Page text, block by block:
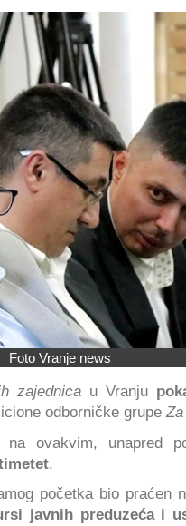
Foto Vranje news
zajednicau Vranju
odborničke grupe
ovakvim, unapred
.
početka bio praćen
javnih preduzeća i